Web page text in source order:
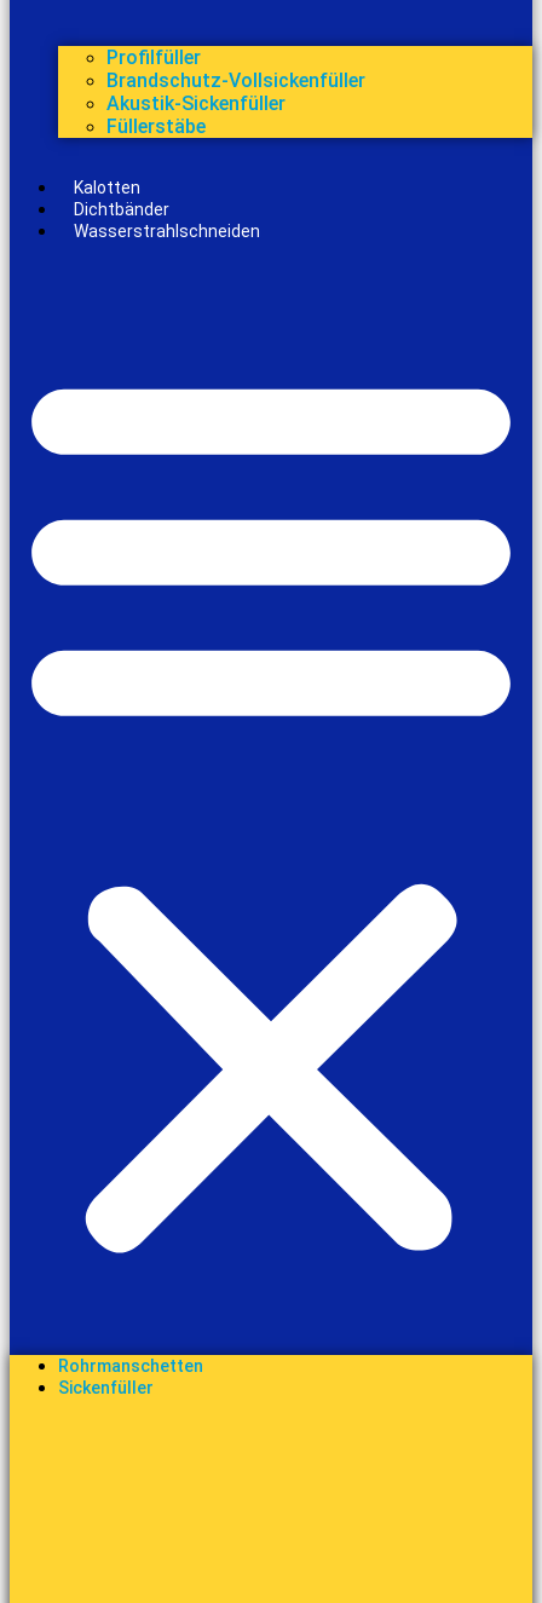
Profilfüller
Brandschutz-Vollsickenfüller
Akustik-Sickenfüller
Füllerstäbe
Kalotten
Dichtbänder
Wasserstrahlschneiden
Rohrmanschetten
Sickenfüller